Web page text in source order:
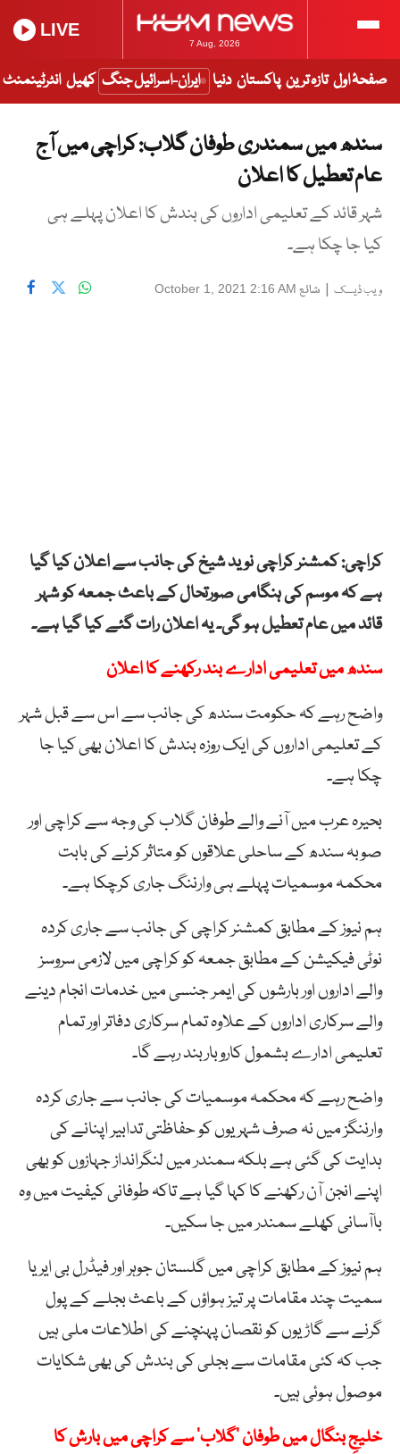
7 Aug, 2026
LIVE
صفحۂ اول تازہ ترین پاکستان دنیا ایران-اسرائیل جنگ کھیل انٹرٹینمنٹ
سندھ میں سمندری طوفان گلاب: کراچی میں آج
عام تعطیل کا اعلان
شہر قائد کے تعلیمی اداروں کی بندش کا اعلان پہلے ہی
کیا جا چکا ہے۔
ویب ڈیسک | شائع October 1, 2021 2:16 AM
کراچی: کمشنر کراچی نوید شیخ کی جانب سے اعلان کیا گیا
ہے کہ موسم کی ہنگامی صورتحال کے باعث جمعہ کو شہر
قائد میں عام تعطیل ہو گی۔ یہ اعلان رات گئے کیا گیا ہے۔
سندھ میں تعلیمی ادارے بند رکھنے کا اعلان
واضح رہے کہ حکومت سندھ کی جانب سے اس سے قبل شہر
کے تعلیمی اداروں کی ایک روزہ بندش کا اعلان بھی کیا جا
چکا ہے۔
بحیرہ عرب میں آنے والے طوفان گلاب کی وجہ سے کراچی اور
صوبہ سندھ کے ساحلی علاقوں کو متاثر کرنے کی بابت
محکمہ موسمیات پہلے ہی وارننگ جاری کرچکا ہے۔
ہم نیوز کے مطابق کمشنر کراچی کی جانب سے جاری کردہ
نوٹی فیکیشن کے مطابق جمعہ کو کراچی میں لازمی سروسز
والے اداروں اور بارشوں کی ایمر جنسی میں خدمات انجام دینے
والے سرکاری اداروں کے علاوہ تمام سرکاری دفاتر اور تمام
تعلیمی ادارے بشمول کاروباربند رہے گا۔
واضح رہے کہ محکمہ موسمیات کی جانب سے جاری کردہ
وارننگز میں نہ صرف شہریوں کو حفاظتی تدابیر اپنانے کی
ہدایت کی گئی ہے بلکہ سمندر میں لنگرانداز جہازوں کو بھی
اپنے انجن آن رکھنے کا کہا گیا ہے تاکہ طوفانی کیفیت میں وہ
باآسانی کھلے سمندر میں جا سکیں۔
ہم نیوز کے مطابق کراچی میں گلستان جوہر اور فیڈرل بی ایریا
سمیت چند مقامات پر تیز ہواؤں کے باعث بجلے کے پول
گرنے سے گاڑیوں کو نقصان پہنچنے کی اطلاعات ملی ہیں
جب کہ کئی مقامات سے بجلی کی بندش کی بھی شکایات
موصول ہوئی ہیں۔
خلیجِ بنگال میں طوفان ’گلاب‘ سے کراچی میں بارش کا